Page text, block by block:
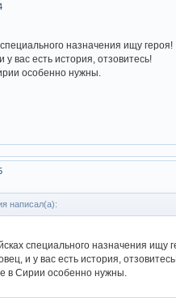
назначения ищу героя!
у вас есть история, отзовитесь!
особенно нужны.
написал(а):
специального назначения ищу
и у вас есть история,
в Сирии особенно нужны.